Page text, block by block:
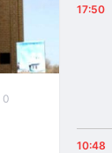
0
17:50
10:48